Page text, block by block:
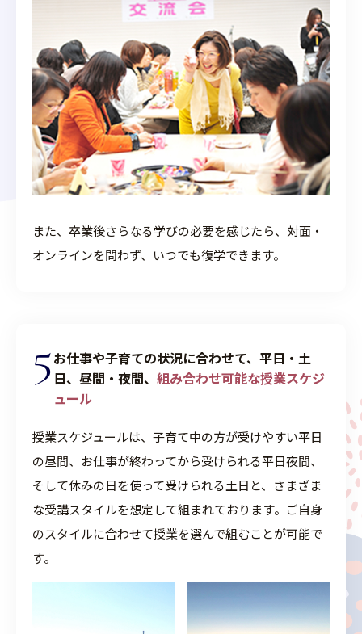
また、卒業後さらなる学びの必要を感じたら、対面・
オンラインを問わず、いつでも復学できます。
5お仕事や子育ての状況に合わせて、平日・土
日、 昼間・夜間、 組み合わせ可能な授業スケジ
ュール
授業スケジュールは、子育て中の方が受けやすい平日
の昼間、お仕事が終わってから受けられる平日夜間、
そして休みの日を使って受けられる土日と、さまざま
な受講スタイルを想定して組まれております。ご自身
のスタイルに合わせて授業を選んで組むことが可能で
す。